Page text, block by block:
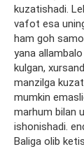
kuzatishadi.
vafot esa
ham goh
yana
kulgan,
manzilga
mumkin
marhum bilan
ishonishadi.
Baliga olib